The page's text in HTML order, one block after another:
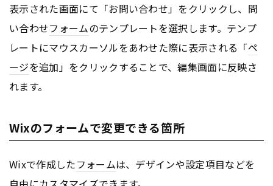
表示された画面にて「お問い合わせ」をクリックし、問
い合わせフォームのテンプレートを選択します。テンプ
レートにマウスカーソルをあわせた際に表示される「ペ
ージを追加」をクリックすることで、編集画面に反映さ
れます。
Wixのフォームで変更できる箇所
Wixで作成したフォームは、デザインや設定項目などを